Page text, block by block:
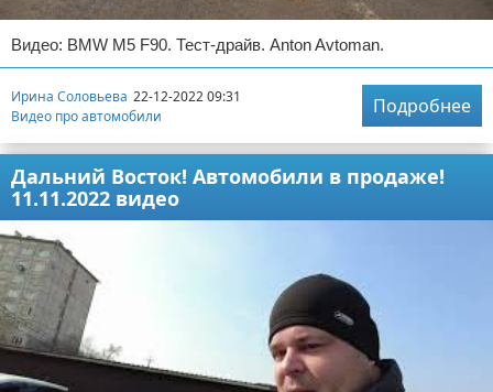
Видео: BMW M5 F90. Тест-драйв. Anton Avtoman.
Ирина Соловьева 22-12-2022 09:31
Видео про автомобили
Подробнее
Дальний Восток! Автомобили в продаже!
11.11.2022 видео